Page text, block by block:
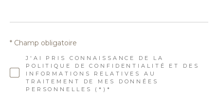
J'AI PRIS CONNAISSANCE DE LA
POLITIQUE DE CONFIDENTIALITÉ ET DES
INFORMATIONS RELATIVES AU
TRAITEMENT DE MES DONNÉES
PERSONNELLES (*)*
* Champ obligatoire